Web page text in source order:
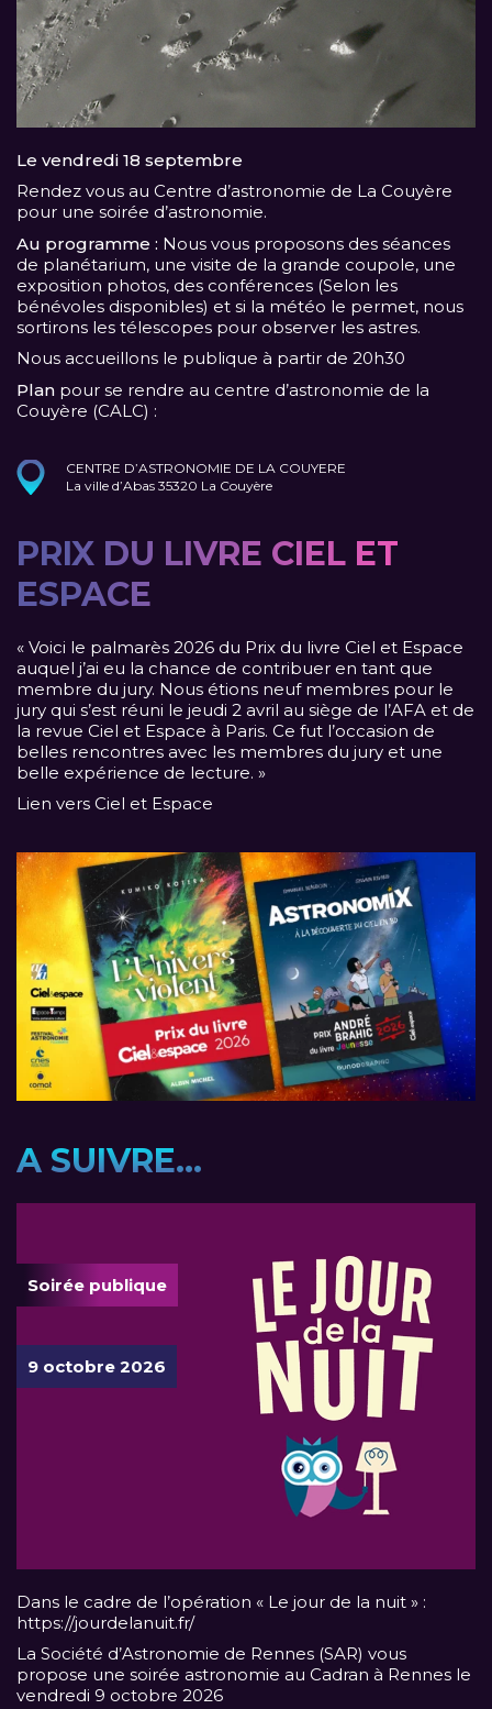
Le vendredi 18 septembre
Rendez vous au Centre d’astronomie de La Couyère
pour une soirée d’astronomie.
Au programme : Nous vous proposons des séances
de planétarium, une visite de la grande coupole, une
exposition photos, des conférences (Selon les
bénévoles disponibles) et si la météo le permet, nous
sortirons les télescopes pour observer les astres.
Nous accueillons le publique à partir de 20h30
Plan pour se rendre au centre d’astronomie de la
Couyère (CALC) :
CENTRE D’ASTRONOMIE DE LA COUYERE
La ville d’Abas 35320 La Couyère
PRIX DU LIVRE CIEL ET
ESPACE
« Voici le palmarès 2026 du Prix du livre Ciel et Espace
auquel j’ai eu la chance de contribuer en tant que
membre du jury. Nous étions neuf membres pour le
jury qui s’est réuni le jeudi 2 avril au siège de l’AFA et de
la revue Ciel et Espace à Paris. Ce fut l’occasion de
belles rencontres avec les membres du jury et une
belle expérience de lecture. »
Lien vers Ciel et Espace
A SUIVRE...
Soirée publique
9 octobre 2026
Dans le cadre de l’opération « Le jour de la nuit » :
https://jourdelanuit.fr/
La Société d’Astronomie de Rennes (SAR) vous
propose une soirée astronomie au Cadran à Rennes le
vendredi 9 octobre 2026